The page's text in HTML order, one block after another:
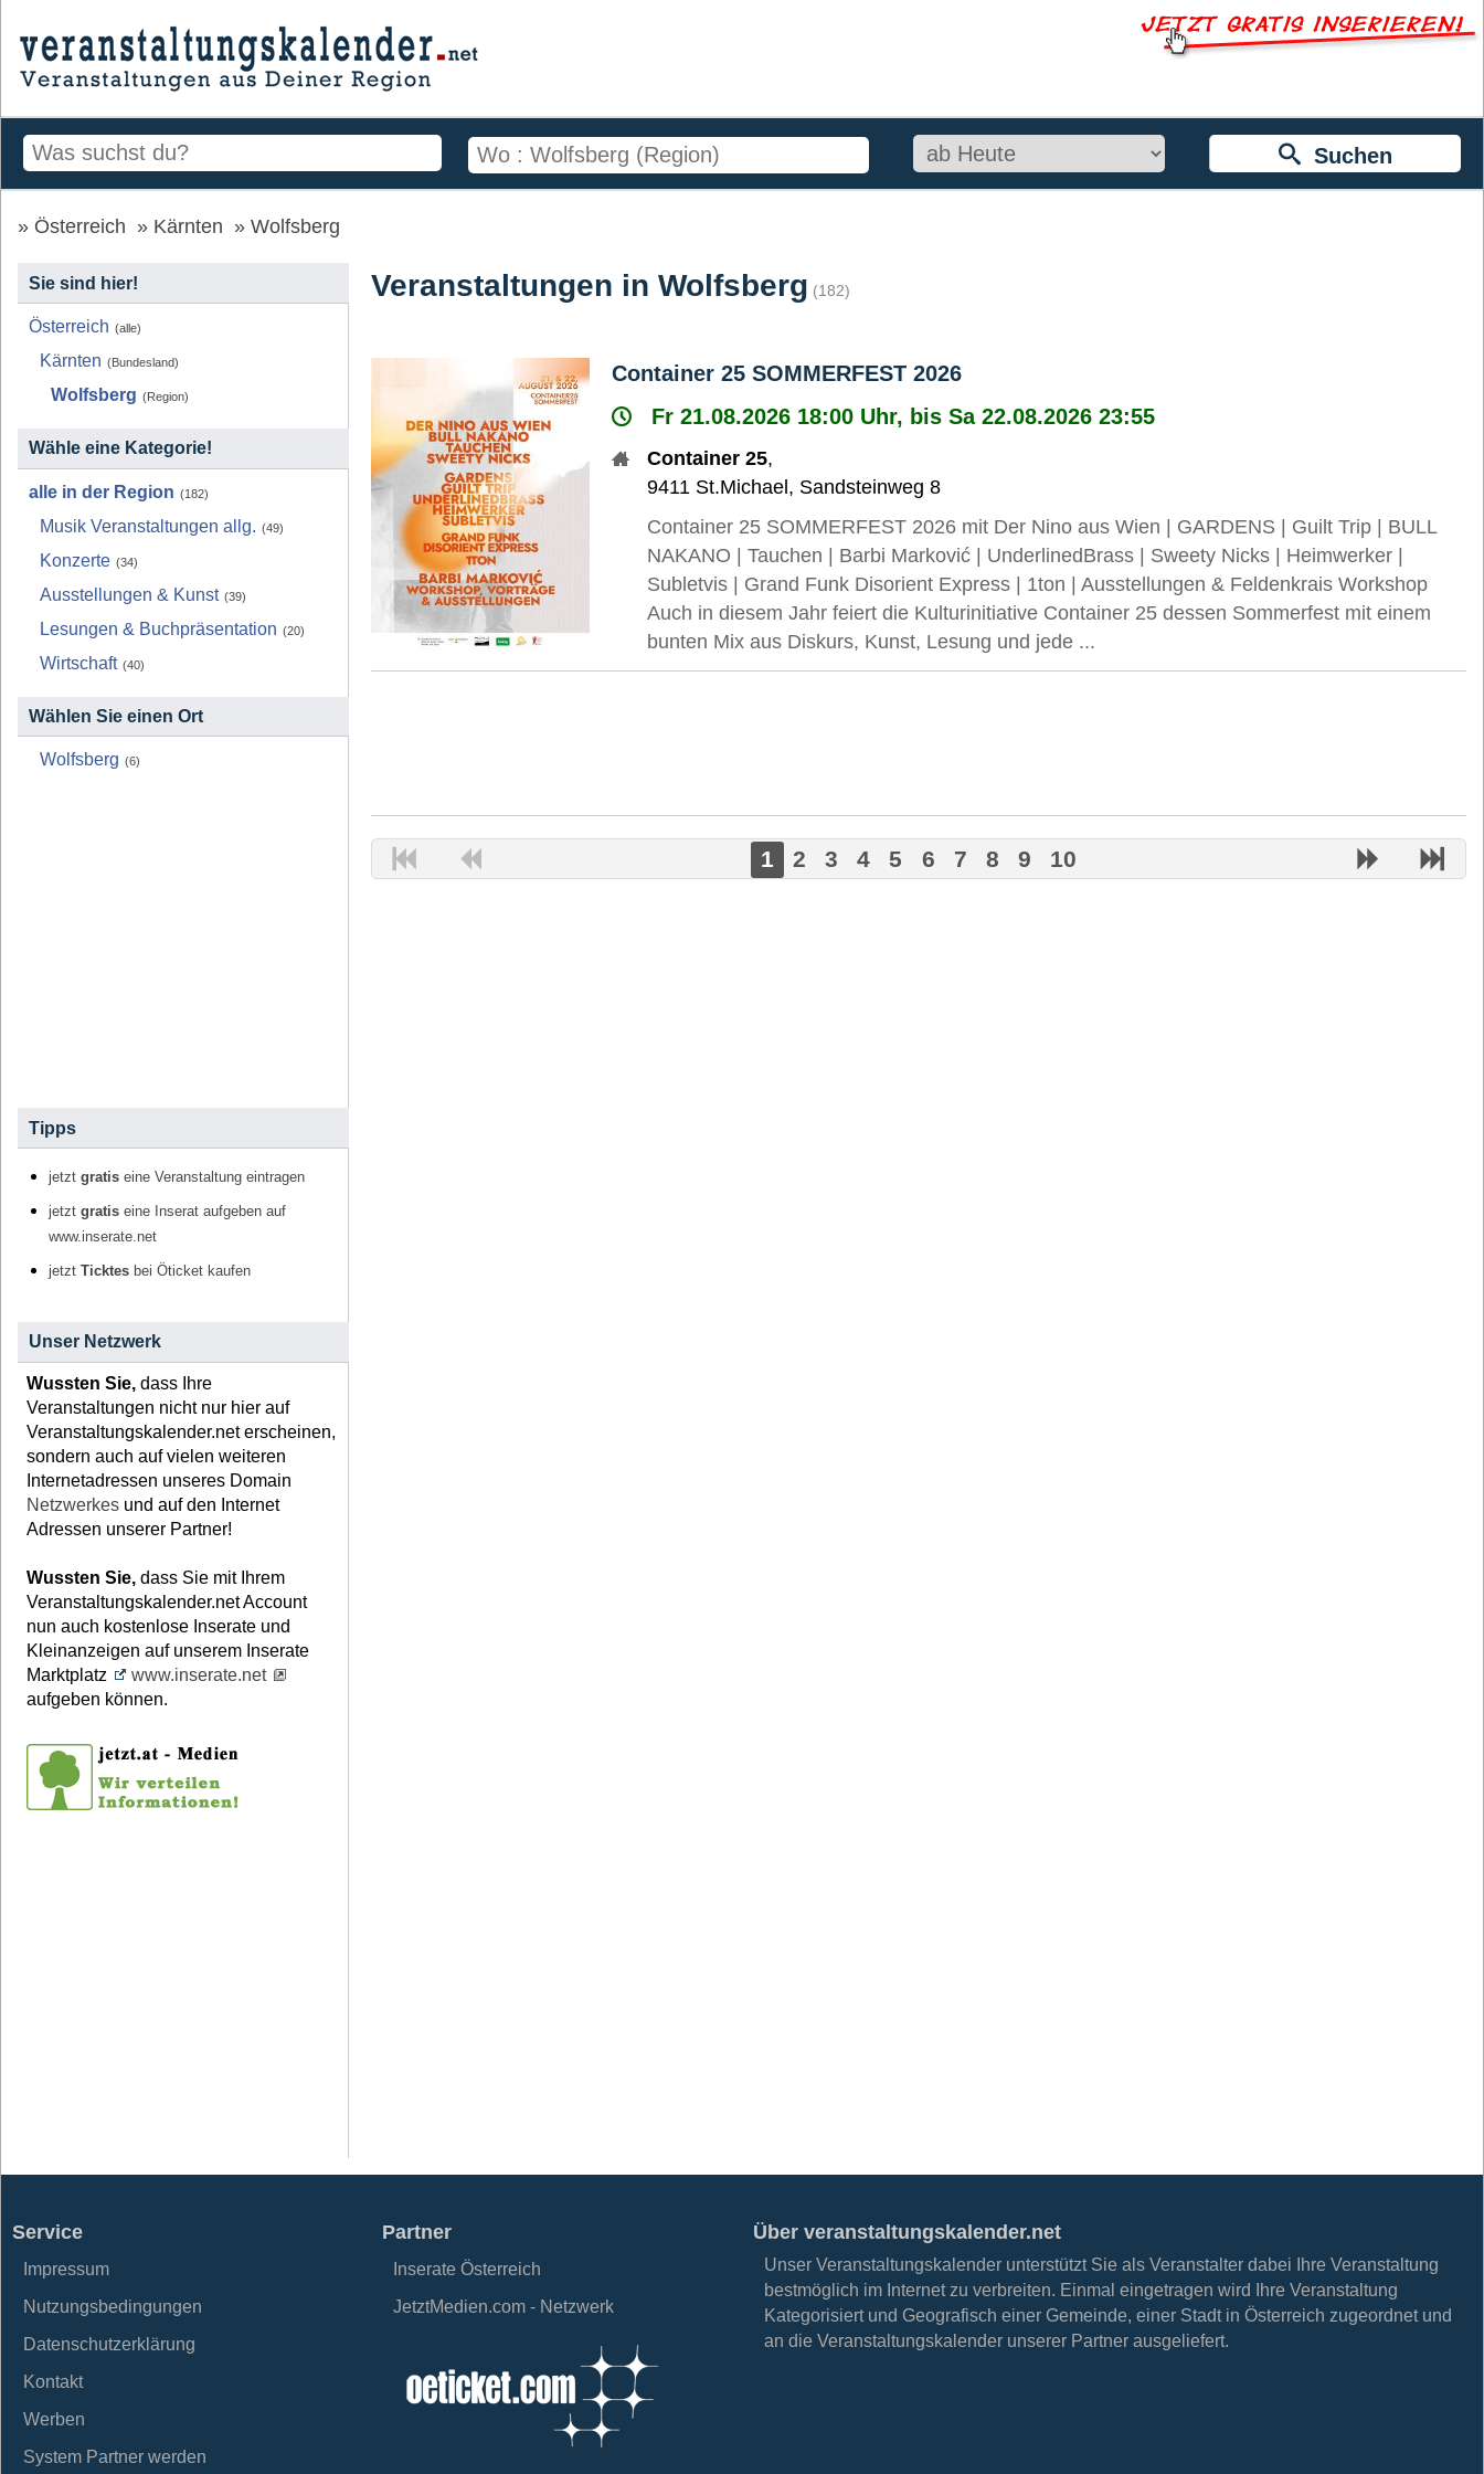
Suchen
Österreich Kärnten Wolfsberg
Veranstaltungen in Wolfsberg (182)
Container 25 SOMMERFEST 2026
Fr 21.08.2026 18:00 Uhr, bis Sa 22.08.2026 23:55
Container 25,
9411 St.Michael , Sandsteinweg 8
Container 25 SOMMERFEST 2026 mit Der Nino aus Wien | GARDENS | Guilt Trip | BULL
NAKANO | Tauchen | Barbi Marković | UnderlinedBrass | Sweety Nicks | Heimwerker |
Subletvis | Grand Funk Disorient Express | 1ton | Ausstellungen & Feldenkrais Workshop
Auch in diesem Jahr feiert die Kulturinitiative Container 25 dessen Sommerfest mit einem
bunten Mix aus Diskurs, Kunst, Lesung und jede ...
1 2 3 4 5 6 7 8 9 10
Sie sind hier!
Österreich (alle)
Kärnten (Bundesland)
Wolfsberg (Region)
Wähle eine Kategorie!
alle in der Region (182)
Musik Veranstaltungen allg. (49)
Konzerte (34)
Ausstellungen & Kunst (39)
Lesungen & Buchpräsentation (20)
Wirtschaft (40)
Wählen Sie einen Ort
Wolfsberg (6)
Tipps
jetzt gratis eine Veranstaltung eintragen
jetzt gratis eine Inserat aufgeben auf
www.inserate.net
jetzt Ticktes bei Öticket kaufen
Unser Netzwerk
Wussten Sie, dass Ihre
Veranstaltungen nicht nur hier auf
Veranstaltungskalender.net erscheinen,
sondern auch auf vielen weiteren
Internetadressen unseres Domain
Netzwerkes und auf den Internet
Adressen unserer Partner!
Wussten Sie, dass Sie mit Ihrem
Veranstaltungskalender.net Account
nun auch kostenlose Inserate und
Kleinanzeigen auf unserem Inserate
Marktplatz
www.inserate.net
aufgeben können.
Service
Impressum
Nutzungsbedingungen
Datenschutzerklärung
Kontakt
Werben
System Partner werden
Partner
Inserate Österreich
JetztMedien.com - Netzwerk
Über veranstaltungskalender.net
Unser Veranstaltungskalender unterstützt Sie als Veranstalter dabei Ihre Veranstaltung
bestmöglich im Internet zu verbreiten. Einmal eingetragen wird Ihre Veranstaltung
Kategorisiert und Geografisch einer Gemeinde, einer Stadt in Österreich zugeordnet und
an die Veranstaltungskalender unserer Partner ausgeliefert.